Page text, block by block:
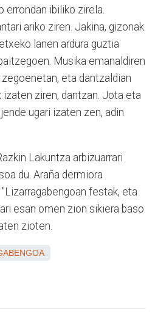
errondan ibiliko zirela.
ariko ziren. Jakina, gizonak.
lanen ardura guztia
Musika emanaldiren
eta dantzaldian
izaten ziren, dantzan. Jota eta
ugari izaten zen, adin
Lakuntza arbizuarrari
du. Araña dermiora
festak, eta
esan omen zion sikiera baso
zioten.